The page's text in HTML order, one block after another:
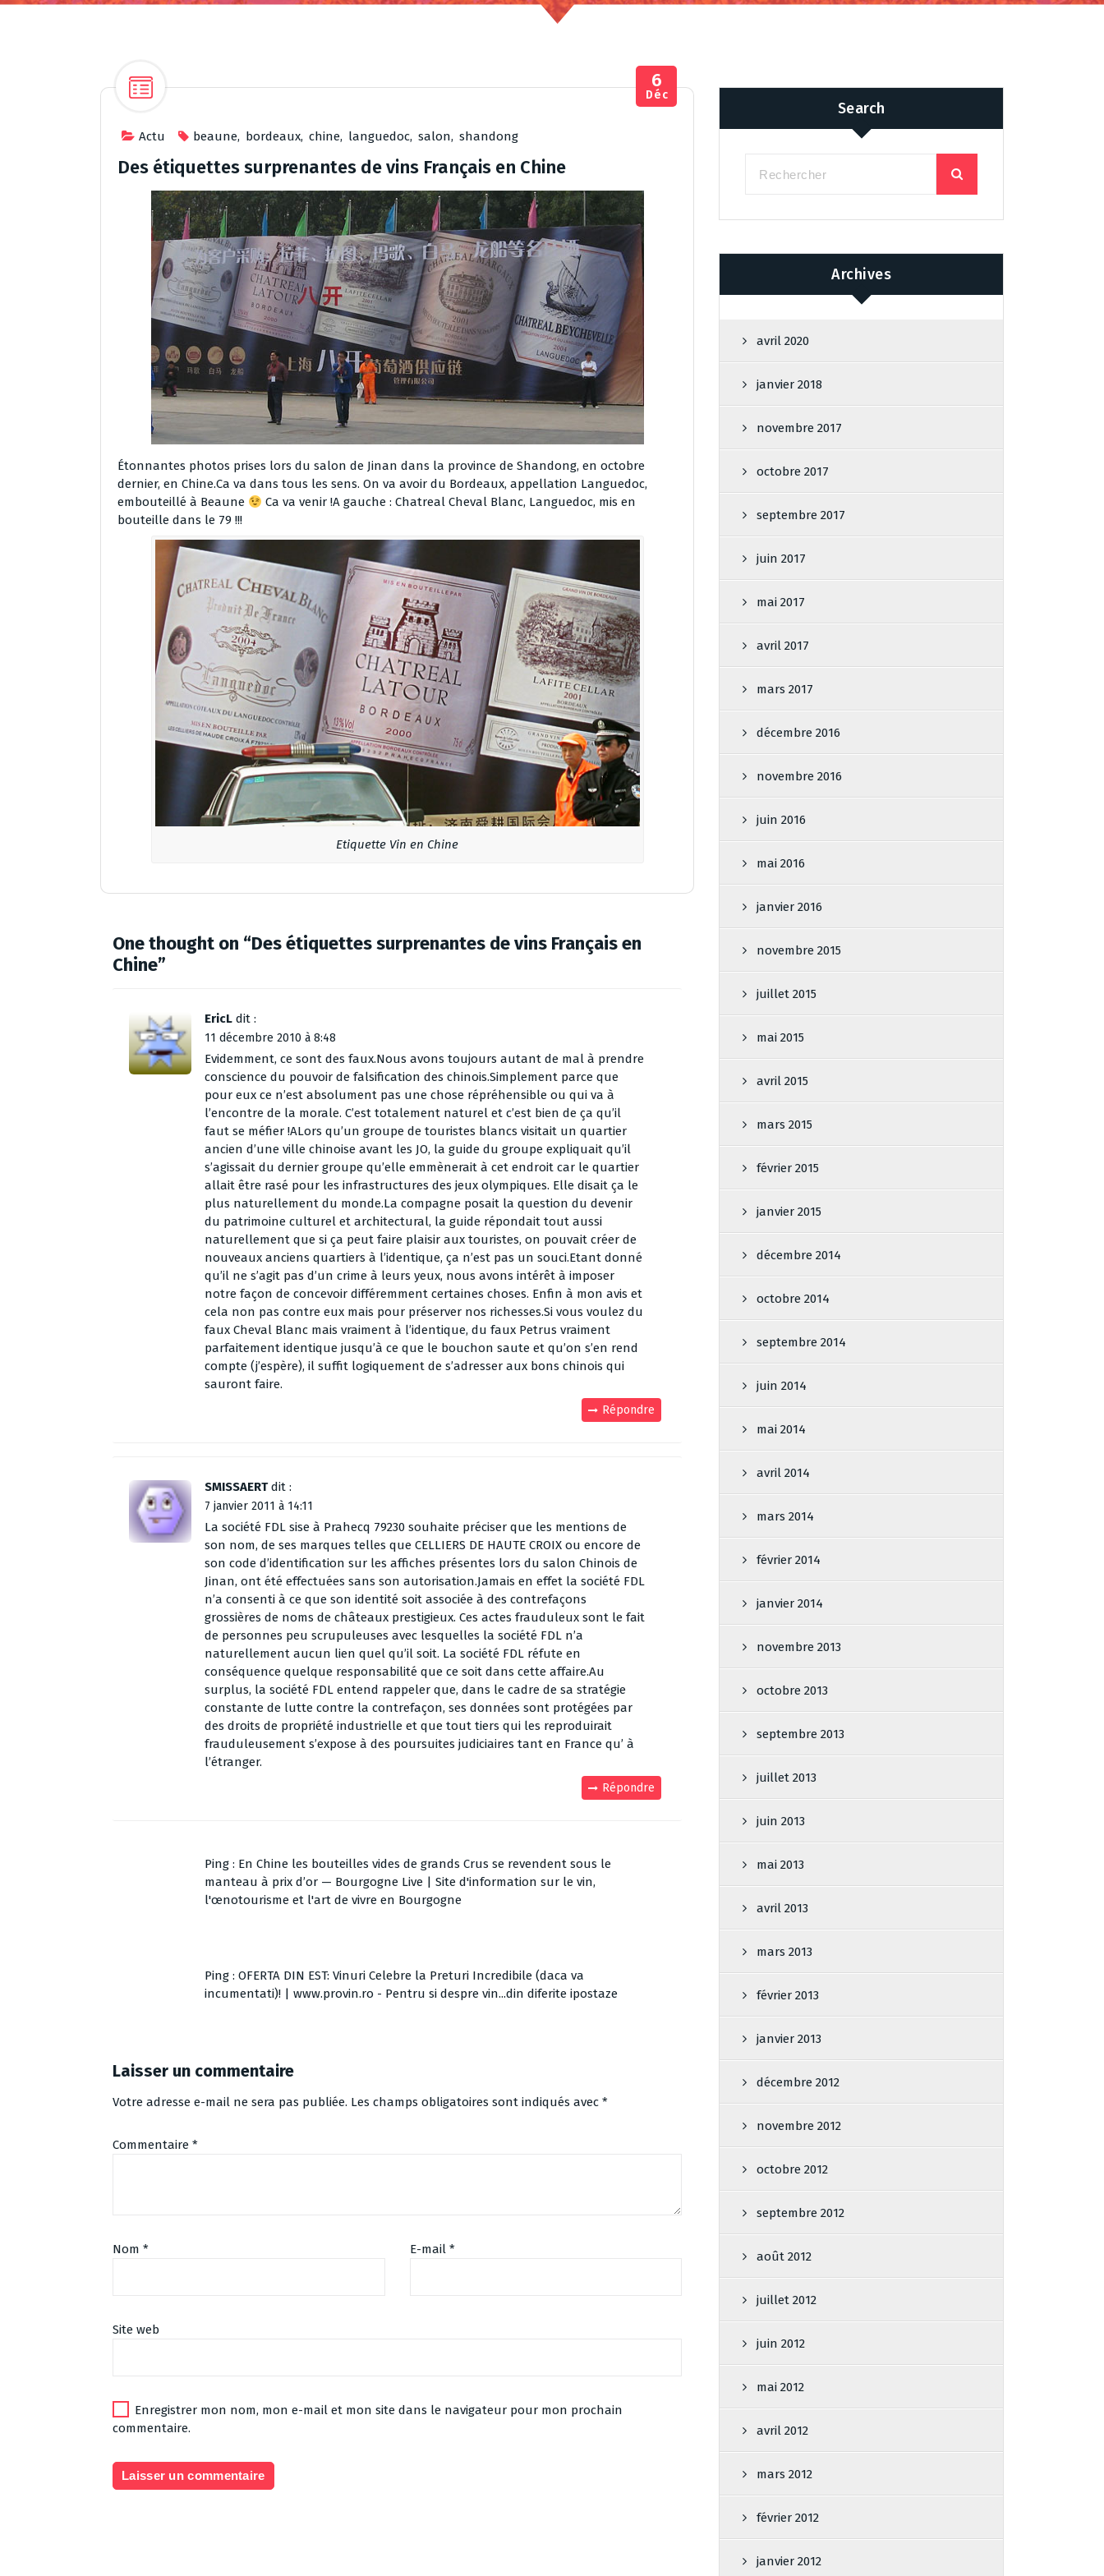
Actu beaune, bordeaux, chine, languedoc, salon, shandong
6
Déc
Des étiquettes surprenantes de vins Français en Chine
Étonnantes photos prises lors du salon de Jinan dans la province de Shandong, en octobre
dernier, en Chine.Ca va dans tous les sens. On va avoir du Bordeaux, appellation Languedoc,
embouteillé à Beaune
Ca va venir !A gauche : Chatreal Cheval Blanc, Languedoc, mis en
bouteille dans le 79 !!!
Etiquette Vin en Chine
One thought on “Des étiquettes surprenantes de vins Français en
Chine”
EricL dit :
11 décembre 2010 à 8:48
Evidemment, ce sont des faux.Nous avons toujours autant de mal à prendre
conscience du pouvoir de falsification des chinois.Simplement parce que
pour eux ce n’est absolument pas une chose répréhensible ou qui va à
l’encontre de la morale. C’est totalement naturel et c’est bien de ça qu’il
faut se méfier !ALors qu’un groupe de touristes blancs visitait un quartier
ancien d’une ville chinoise avant les JO, la guide du groupe expliquait qu’il
s’agissait du dernier groupe qu’elle emmènerait à cet endroit car le quartier
allait être rasé pour les infrastructures des jeux olympiques. Elle disait ça le
plus naturellement du monde.La compagne posait la question du devenir
du patrimoine culturel et architectural, la guide répondait tout aussi
naturellement que si ça peut faire plaisir aux touristes, on pouvait créer de
nouveaux anciens quartiers à l’identique, ça n’est pas un souci.Etant donné
qu’il ne s’agit pas d’un crime à leurs yeux, nous avons intérêt à imposer
notre façon de concevoir différemment certaines choses. Enfin à mon avis et
cela non pas contre eux mais pour préserver nos richesses.Si vous voulez du
faux Cheval Blanc mais vraiment à l’identique, du faux Petrus vraiment
parfaitement identique jusqu’à ce que le bouchon saute et qu’on s’en rend
compte (j’espère), il suffit logiquement de s’adresser aux bons chinois qui
sauront faire.
Répondre
SMISSAERT dit :
7 janvier 2011 à 14:11
La société FDL sise à Prahecq 79230 souhaite préciser que les mentions de
son nom, de ses marques telles que CELLIERS DE HAUTE CROIX ou encore de
son code d’identification sur les affiches présentes lors du salon Chinois de
Jinan, ont été effectuées sans son autorisation.Jamais en effet la société FDL
n’a consenti à ce que son identité soit associée à des contrefaçons
grossières de noms de châteaux prestigieux. Ces actes frauduleux sont le fait
de personnes peu scrupuleuses avec lesquelles la société FDL n’a
naturellement aucun lien quel qu’il soit. La société FDL réfute en
conséquence quelque responsabilité que ce soit dans cette affaire.Au
surplus, la société FDL entend rappeler que, dans le cadre de sa stratégie
constante de lutte contre la contrefaçon, ses données sont protégées par
des droits de propriété industrielle et que tout tiers qui les reproduirait
frauduleusement s’expose à des poursuites judiciaires tant en France qu’ à
l’étranger.
Répondre
Ping : En Chine les bouteilles vides de grands Crus se revendent sous le
manteau à prix d’or — Bourgogne Live | Site d'information sur le vin,
l'œnotourisme et l'art de vivre en Bourgogne
Ping : OFERTA DIN EST: Vinuri Celebre la Preturi Incredibile (daca va
incumentati)! | www.provin.ro - Pentru si despre vin...din diferite ipostaze
Laisser un commentaire
Votre adresse e-mail ne sera pas publiée. Les champs obligatoires sont indiqués avec *
Commentaire *
Nom * E-mail *
Site web
Enregistrer mon nom, mon e-mail et mon site dans le navigateur pour mon prochain
commentaire.
Search
Archives
avril 2020
janvier 2018
novembre 2017
octobre 2017
septembre 2017
juin 2017
mai 2017
avril 2017
mars 2017
décembre 2016
novembre 2016
juin 2016
mai 2016
janvier 2016
novembre 2015
juillet 2015
mai 2015
avril 2015
mars 2015
février 2015
janvier 2015
décembre 2014
octobre 2014
septembre 2014
juin 2014
mai 2014
avril 2014
mars 2014
février 2014
janvier 2014
novembre 2013
octobre 2013
septembre 2013
juillet 2013
juin 2013
mai 2013
avril 2013
mars 2013
février 2013
janvier 2013
décembre 2012
novembre 2012
octobre 2012
septembre 2012
août 2012
juillet 2012
juin 2012
mai 2012
avril 2012
mars 2012
février 2012
janvier 2012